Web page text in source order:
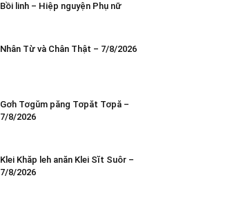
Bồi linh – Hiệp nguyện Phụ nữ
Nhân Từ và Chân Thật – 7/8/2026
Gơh Tơgŭm păng Tơpăt Tơpă –
7/8/2026
Klei Khăp leh anăn Klei Sĭt Suôr –
7/8/2026